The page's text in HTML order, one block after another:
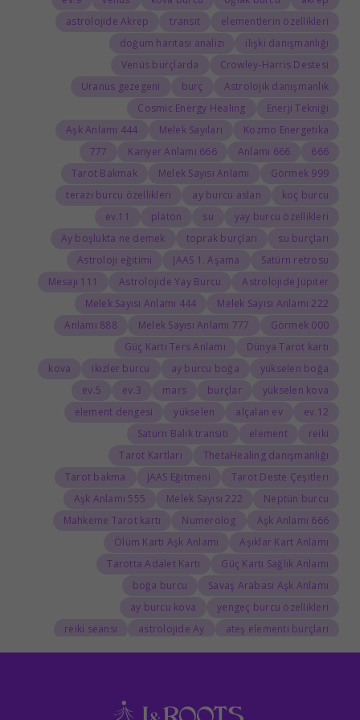
elementlerin özellikleri
transit
astrolojide Akrep
ilişki danışmanlığı
doğum haritası analizi
Crowley-Harris Destesi
Venüs burçlarda
Astrolojik danışmanlık
burç
Uranüs gezegeni
Enerji Tekniği
Cosmic Energy Healing
Kozmo Energetika
Melek Sayıları
444 Aşk Anlamı
666
666 Anlamı
666 Kariyer Anlamı
777
999 Görmek
Melek Sayısı Anlamı
Tarot Bakmak
koç burcu
ay burcu aslan
terazi burcu özellikleri
yay burcu özellikleri
su
platon
11.ev
su burçları
toprak burçları
Ay boşlukta ne demek
Satürn retrosu
JAAS 1. Aşama
Astroloji eğitimi
Astrolojide Jüpiter
Astrolojide Yay Burcu
111 Mesajı
222 Melek Sayısı Anlamı
444 Melek Sayısı Anlamı
000 Görmek
777 Melek Sayısı Anlamı
888 Anlamı
Dünya Tarot kartı
Güç Kartı Ters Anlamı
yükselen boğa
ay burcu boğa
ikizler burcu
kova
yükselen kova
burçlar
mars
3.ev
5.ev
12.ev
alçalan ev
yükselen
element dengesi
reiki
element
Satürn Balık transiti
ThetaHealing danışmanlığı
Tarot Kartları
Tarot Deste Çeşitleri
JAAS Eğitmeni
Tarot bakma
Neptün burcu
222 Melek Sayısı
555 Aşk Anlamı
666 Aşk Anlamı
Numerolog
Mahkeme Tarot kartı
Aşıklar Kart Anlamı
Ölüm Kartı Aşk Anlamı
Güç Kartı Sağlık Anlamı
Tarotta Adalet Kartı
Savaş Arabası Aşk Anlamı
boğa burcu
yengeç burcu özellikleri
ay burcu kova
ateş elementi burçları
astrolojide Ay
reiki seansı
astrolog
Doğum Haritasında Mars
Tarolog
777 Görmek
888 Manevi Anlamı